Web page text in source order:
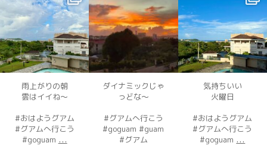
12月 3
雨上がりの朝
雲はイイね〜
#おはようグアム
#グアムへ行こう
#goguam ...
12月 3
ダイナミックじゃ
っどな〜
#グアムへ行こう
#goguam #guam
#グアム
12月 2
気持ちいい
火曜日
#おはようグアム
#グアムへ行こう
#goguam ...